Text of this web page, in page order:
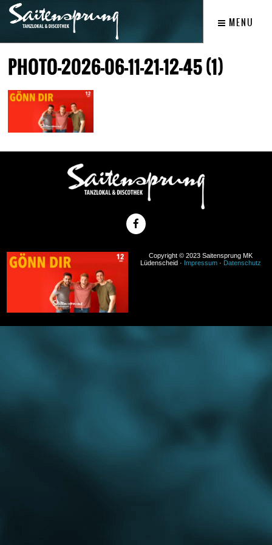
MENU
PHOTO-2026-06-11-21-12-45 (1)
Copyright © 2023 Saitensprung MK
Lüdenscheid · Impressum· Datenschutz